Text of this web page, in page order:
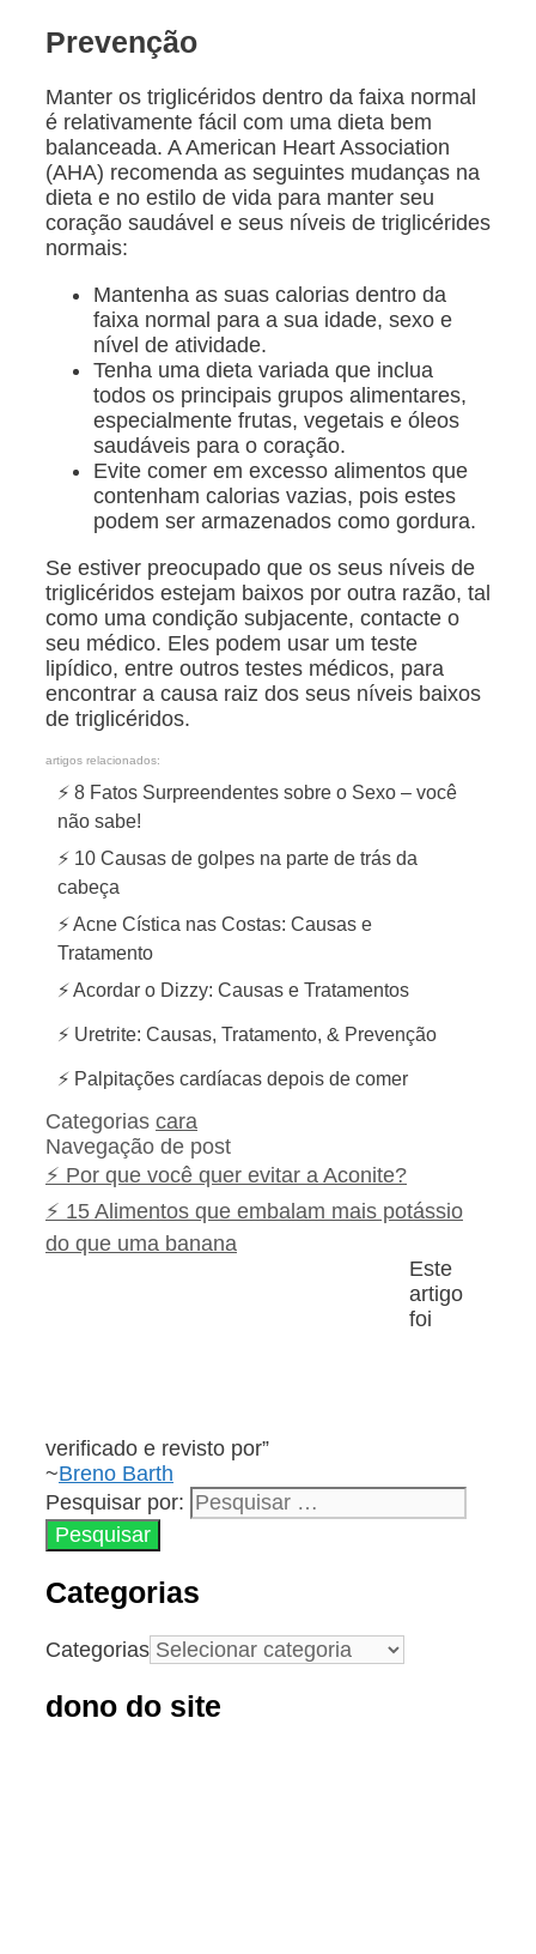
Prevenção
Manter os triglicéridos dentro da faixa normal
é relativamente fácil com uma dieta bem
balanceada. A American Heart Association
(AHA) recomenda as seguintes mudanças na
dieta e no estilo de vida para manter seu
coração saudável e seus níveis de triglicérides
normais:
Mantenha as suas calorias dentro da
faixa normal para a sua idade, sexo e
nível de atividade.
Tenha uma dieta variada que inclua
todos os principais grupos alimentares,
especialmente frutas, vegetais e óleos
saudáveis para o coração.
Evite comer em excesso alimentos que
contenham calorias vazias, pois estes
podem ser armazenados como gordura.
Se estiver preocupado que os seus níveis de
triglicéridos estejam baixos por outra razão, tal
como uma condição subjacente, contacte o
seu médico. Eles podem usar um teste
lipídico, entre outros testes médicos, para
encontrar a causa raiz dos seus níveis baixos
de triglicéridos.
artigos relacionados:
⚡ 8 Fatos Surpreendentes sobre o Sexo – você
não sabe!
⚡ 10 Causas de golpes na parte de trás da
cabeça
⚡ Acne Cística nas Costas: Causas e
Tratamento
⚡ Acordar o Dizzy: Causas e Tratamentos
⚡ Uretrite: Causas, Tratamento, & Prevenção
⚡ Palpitações cardíacas depois de comer
Categorias cara
Navegação de post
⚡ Por que você quer evitar a Aconite?
⚡ 15 Alimentos que embalam mais potássio
do que uma banana
Este
artigo
foi
verificado e revisto por”
~Breno Barth
Pesquisar por:
Categorias
Categorias
dono do site